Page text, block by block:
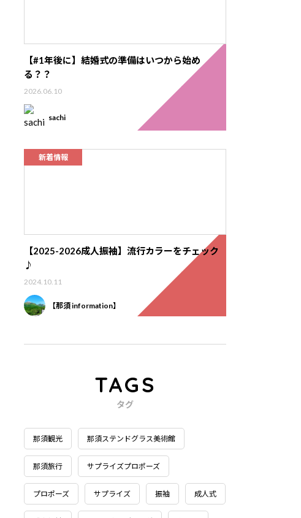
【#1年後に】結婚式の準備はいつから始め
る？？
2026.06.10
sachi
新着情報
【2025-2026成人振袖】流行カラーをチェック
♪
2024.10.11
【那須 information】
TAGS
タグ
那須観光 那須ステンドグラス美術館
那須旅行 サプライズプロポーズ
プロポーズ サプライズ 振袖 成人式